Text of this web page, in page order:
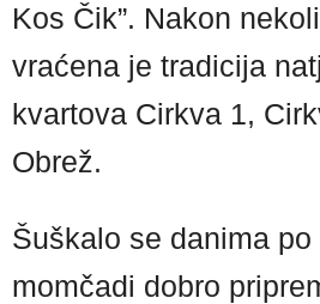
Kos Čik”. Nakon
vraćena je tradicija
kvartova Cirkva 1,
Obrež.
Šuškalo se danima
momčadi dobro